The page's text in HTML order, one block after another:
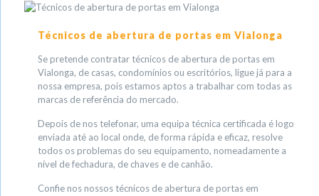
Técnicos de abertura de portas em Vialonga
Se pretende contratar técnicos de abertura de portas em
Vialonga, de casas, condomínios ou escritórios, ligue já para a
nossa empresa, pois estamos aptos a trabalhar com todas as
marcas de referência do mercado.
Depois de nos telefonar, uma equipa técnica certificada é logo
enviada até ao local onde, de forma rápida e eficaz, resolve
todos os problemas do seu equipamento, nomeadamente a
nível de fechadura, de chaves e de canhão.
Confie nos nossos técnicos de abertura de portas em